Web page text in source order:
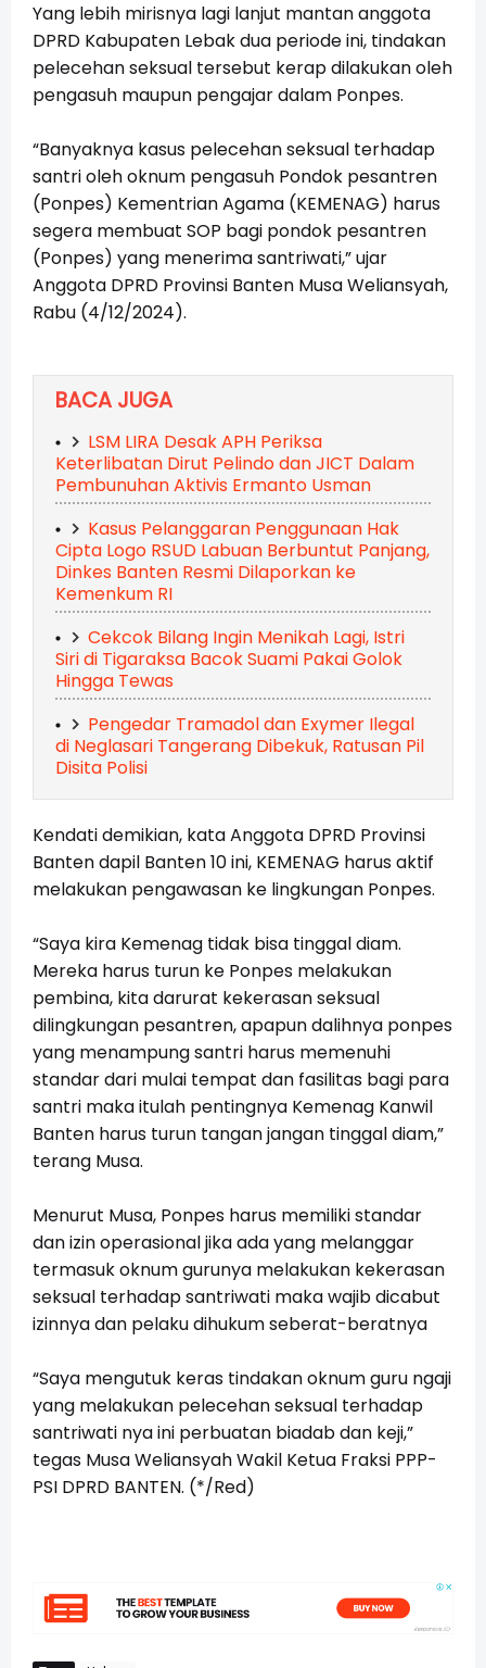
Yang lebih mirisnya lagi lanjut mantan anggota
DPRD Kabupaten Lebak dua periode ini, tindakan
pelecehan seksual tersebut kerap dilakukan oleh
pengasuh maupun pengajar dalam Ponpes.
“Banyaknya kasus pelecehan seksual terhadap
santri oleh oknum pengasuh Pondok pesantren
(Ponpes) Kementrian Agama (KEMENAG) harus
segera membuat SOP bagi pondok pesantren
(Ponpes) yang menerima santriwati,” ujar
Anggota DPRD Provinsi Banten Musa Weliansyah,
Rabu (4/12/2024).
BACA JUGA
LSM LIRA Desak APH Periksa
Keterlibatan Dirut Pelindo dan JICT Dalam
Pembunuhan Aktivis Ermanto Usman
Kasus Pelanggaran Penggunaan Hak
Cipta Logo RSUD Labuan Berbuntut Panjang,
Dinkes Banten Resmi Dilaporkan ke
Kemenkum RI
Cekcok Bilang Ingin Menikah Lagi, Istri
Siri di Tigaraksa Bacok Suami Pakai Golok
Hingga Tewas
Pengedar Tramadol dan Exymer Ilegal
di Neglasari Tangerang Dibekuk, Ratusan Pil
Disita Polisi
Kendati demikian, kata Anggota DPRD Provinsi
Banten dapil Banten 10 ini, KEMENAG harus aktif
melakukan pengawasan ke lingkungan Ponpes.
“Saya kira Kemenag tidak bisa tinggal diam.
Mereka harus turun ke Ponpes melakukan
pembina, kita darurat kekerasan seksual
dilingkungan pesantren, apapun dalihnya ponpes
yang menampung santri harus memenuhi
standar dari mulai tempat dan fasilitas bagi para
santri maka itulah pentingnya Kemenag Kanwil
Banten harus turun tangan jangan tinggal diam,”
terang Musa.
Menurut Musa, Ponpes harus memiliki standar
dan izin operasional jika ada yang melanggar
termasuk oknum gurunya melakukan kekerasan
seksual terhadap santriwati maka wajib dicabut
izinnya dan pelaku dihukum seberat-beratnya
“Saya mengutuk keras tindakan oknum guru ngaji
yang melakukan pelecehan seksual terhadap
santriwati nya ini perbuatan biadab dan keji,”
tegas Musa Weliansyah Wakil Ketua Fraksi PPP-
PSI DPRD BANTEN. (*/Red)